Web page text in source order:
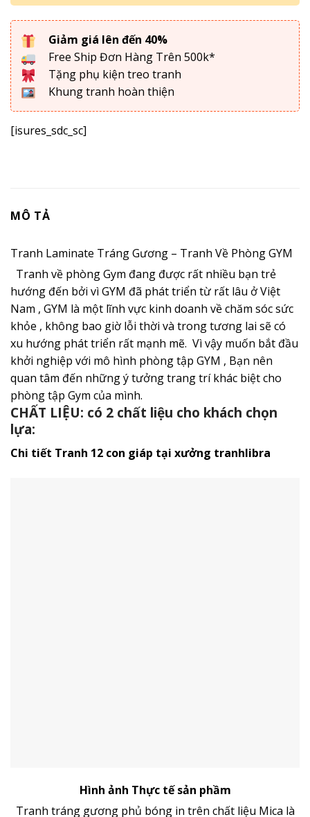
Giảm giá lên đến 40%
Free Ship Đơn Hàng Trên 500k*
Tặng phụ kiện treo tranh
Khung tranh hoàn thiện
[isures_sdc_sc]
MÔ TẢ
Tranh Laminate Tráng Gương – Tranh Về Phòng GYM
Tranh về phòng Gym đang được rất nhiều bạn trẻ
hướng đến bởi vì GYM đã phát triển từ rất lâu ở Việt
Nam , GYM là một lĩnh vực kinh doanh về chăm sóc sức
khỏe , không bao giờ lỗi thời và trong tương lai sẽ có
xu hướng phát triển rất mạnh mẽ. Vì vậy muốn bắt đầu
khởi nghiệp với mô hình phòng tập GYM , Bạn nên
quan tâm đến những ý tưởng trang trí khác biệt cho
phòng tập Gym của mình.
CHẤT LIỆU: có 2 chất liệu cho khách chọn
lựa:
Chi tiết Tranh 12 con giáp tại xưởng tranhlibra
Hình ảnh Thực tế sản phầm
Tranh tráng gương phủ bóng in trên chất liệu Mica là